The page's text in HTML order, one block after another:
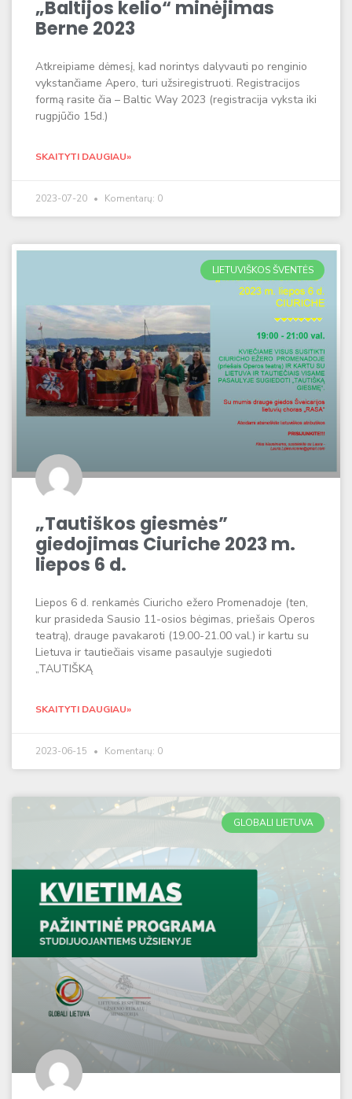
„Baltijos kelio“ minėjimas
Berne 2023
Atkreipiame dėmesį, kad norintys dalyvauti po renginio
vykstančiame Apero, turi užsiregistruoti. Registracijos
formą rasite čia – Baltic Way 2023 (registracija vyksta iki
rugpjūčio 15d.)
SKAITYTI DAUGIAU»
2023-07-20 Komentarų: 0
LIETUVIŠKOS ŠVENTĖS
„Tautiškos giesmės”
giedojimas Ciuriche 2023 m.
liepos 6 d.
Liepos 6 d. renkamės Ciuricho ežero Promenadoje (ten,
kur prasideda Sausio 11-osios bėgimas, priešais Operos
teatrą), drauge pavakaroti (19.00-21.00 val.) ir kartu su
Lietuva ir tautiečiais visame pasaulyje sugiedoti
„TAUTIŠKĄ
SKAITYTI DAUGIAU»
2023-06-15 Komentarų: 0
GLOBALI LIETUVA